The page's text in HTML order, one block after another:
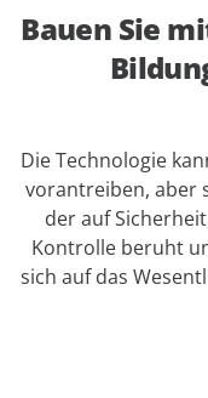
Bauen Sie
Die Technologie
vorantreiben, aber
der auf
Kontrolle beruht
sich auf das